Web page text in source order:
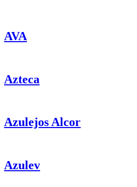
AVA
Azteca
Azulejos Alcor
Azulev